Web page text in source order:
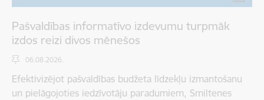
Pašvaldības informatīvo izdevumu turpmāk
izdos reizi divos mēnešos
06.08.2026.
Efektivizējot pašvaldības budžeta līdzekļu izmantošanu
un pielāgojoties iedzīvotāju paradumiem, Smiltenes